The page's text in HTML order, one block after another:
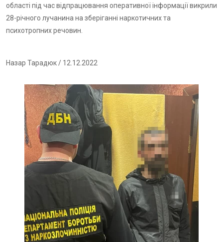
області під час відпрацювання оперативної інформації викрили
28-річного лучанина на зберіганні наркотичних та
психотропних речовин.
Назар Тарадюк/ 12.12.2022